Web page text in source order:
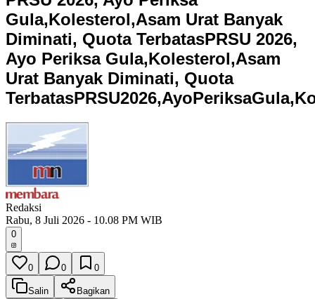
Gula,Kolesterol,Asam Urat Banyak
Diminati, Quota TerbatasPRSU 2026,
Ayo Periksa Gula,Kolesterol,Asam
Urat Banyak Diminati, Quota
TerbatasPRSU2026,AyoPeriksaGula,K
Redaksi
Rabu, 8 Juli 2026 - 10.08 PM WIB
0
0 0 0
Salin
Bagikan